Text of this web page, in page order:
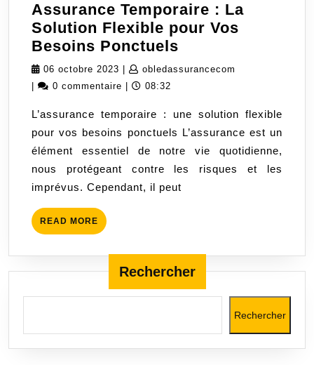
Assurance Temporaire : La
Solution Flexible pour Vos
Besoins Ponctuels
Temporaire
Solution
Flexible
pour
Vos
Besoins
06 octobre 2023 06
octobre
obledassurancecom
0 commentaire 08:32
L’assurance temporaire : une solution flexible
pour vos besoins ponctuels L’assurance est un
élément essentiel de notre vie quotidienne,
nous protégeant contre les risques et les
imprévus. Cependant, il peut
READ MORE READ
MORE
Rechercher
Rechercher